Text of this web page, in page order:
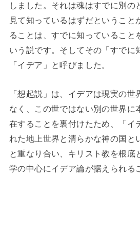
しました。それは魂はすでに別の
見て知っているはずだということ
ることは、すでに知っていること
いう説です。そしてその「すでに
「イデア」と呼びました。
「想起説」は、イデアは現実の
なく、この世ではない別の世界に
在することを裏付けたため、「イ
れた地上世界と清らかな神の国と
と重なり合い、キリスト教を根底
学の中心にイデア論が据えられる